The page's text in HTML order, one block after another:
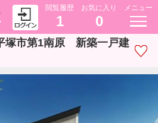
閲覧履歴
1
お気に入り
0
メニュー
塚市第1南原 新築一戸建